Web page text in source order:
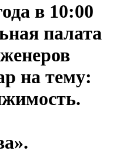
в 10:00
палата
на тему: